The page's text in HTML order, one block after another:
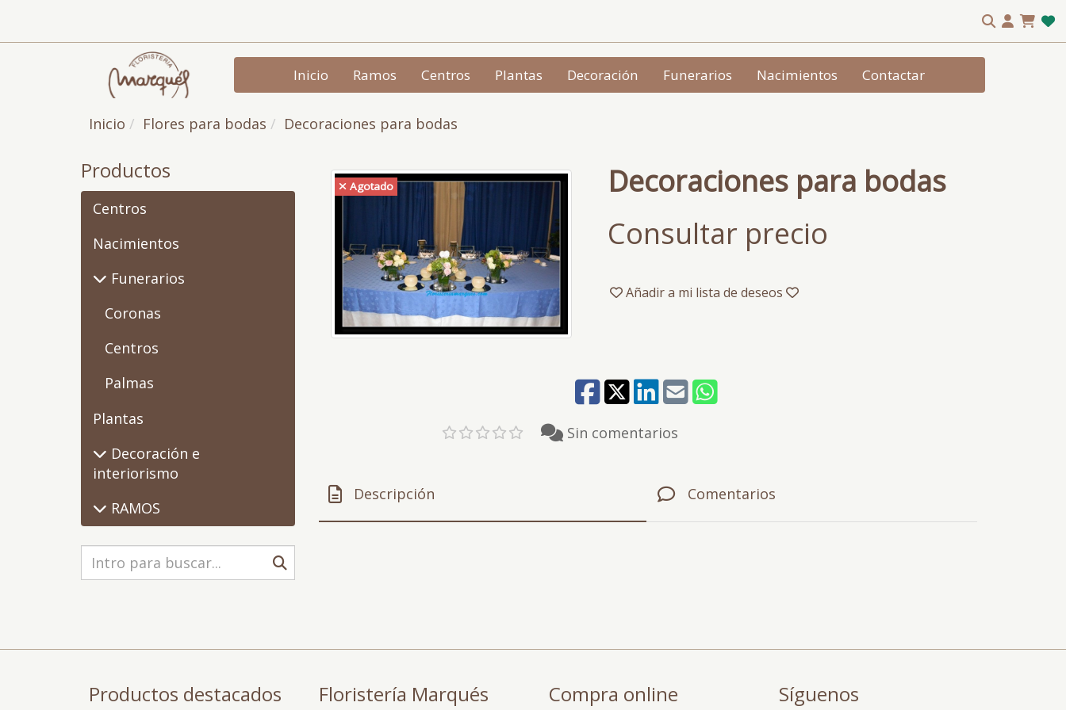
Inicio Ramos Centros Plantas Decoración Funerarios Nacimientos Contactar
Inicio Flores para bodas Decoraciones para bodas
Productos
Centros
Nacimientos
Funerarios
Coronas
Centros
Palmas
Plantas
Decoración e
interiorismo
RAMOS
Agotado
Decoraciones para bodas
Consultar precio
Añadir a mi lista de deseos
Sin comentarios
Descripción Comentarios
Productos destacados Floristería Marqués Compra online Síguenos